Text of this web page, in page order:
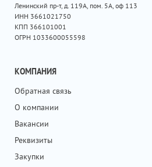
Ленинский пр-т, д. 119А, пом. 5А, оф 113
ИНН 3661021750
КПП 366101001
ОГРН 1033600055598
КОМПАНИЯ
Обратная связь
О компании
Вакансии
Реквизиты
Закупки